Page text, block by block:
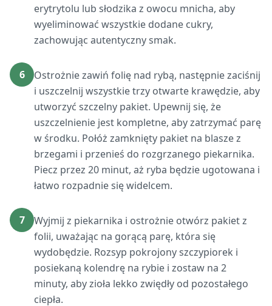
erytrytolu lub słodzika z owocu mnicha, aby
wyeliminować wszystkie dodane cukry,
zachowując autentyczny smak.
6
Ostrożnie zawiń folię nad rybą, następnie zaciśnij
i uszczelnij wszystkie trzy otwarte krawędzie, aby
utworzyć szczelny pakiet. Upewnij się, że
uszczelnienie jest kompletne, aby zatrzymać parę
w środku. Połóż zamknięty pakiet na blasze z
brzegami i przenieś do rozgrzanego piekarnika.
Piecz przez 20 minut, aż ryba będzie ugotowana i
łatwo rozpadnie się widelcem.
7
Wyjmij z piekarnika i ostrożnie otwórz pakiet z
folii, uważając na gorącą parę, która się
wydobędzie. Rozsyp pokrojony szczypiorek i
posiekaną kolendrę na rybie i zostaw na 2
minuty, aby zioła lekko zwiędły od pozostałego
ciepła.